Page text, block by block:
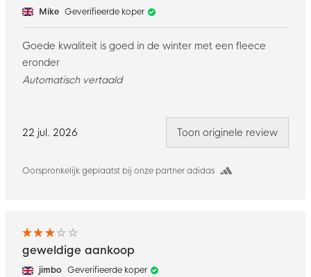
22 jul. 2026
Oorspronkelijk geplaatst bij onze partner adidas
Mike Geverifieerde koper
Goede kwaliteit is goed in de winter met een fleece
eronder
Automatisch vertaald
Toon originele review
geweldige aankoop
jimbo Geverifieerde koper